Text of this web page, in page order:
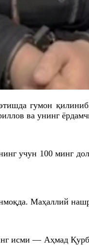
гумон
ва унинг
учун 100 минг
Маҳаллий
исми — Аҳмад